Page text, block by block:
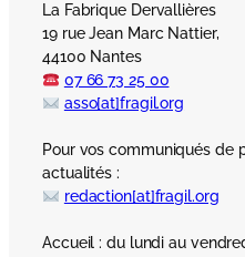
La Fabrique Dervallières
19 rue Jean Marc Nattier,
44100 Nantes
07 66 73 25 00
asso[at]fragil.org
Pour vos communiqués de
actualités :
redaction[at]fragil.org
Accueil : du lundi au